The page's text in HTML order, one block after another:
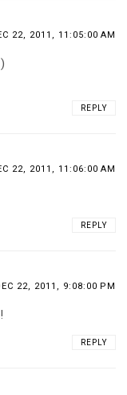
22, 2011, 11:05:00 AM
REPLY
22, 2011, 11:06:00 AM
REPLY
22, 2011, 9:08:00 PM
REPLY